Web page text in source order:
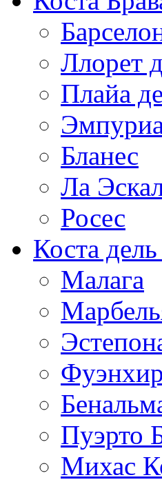
Ллорет
Плайа
Бланес
Ла
Росес
Коста
Малага
Пуэрто
Михас